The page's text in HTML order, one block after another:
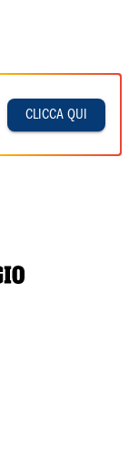
CLICCA QUI